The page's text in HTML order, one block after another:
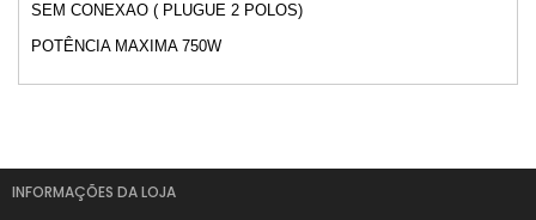
SEM CONEXAO ( PLUGUE 2 POLOS)
POTÊNCIA MAXIMA 750W
INFORMAÇÕES DA LOJA